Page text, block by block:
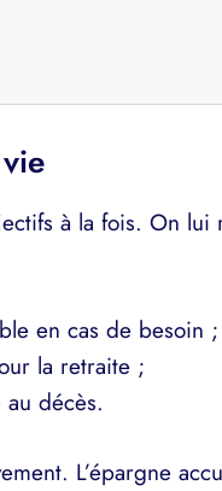
à la fois. On lui
en cas de besoin ;
la retraite ;
décès.
L’épargne